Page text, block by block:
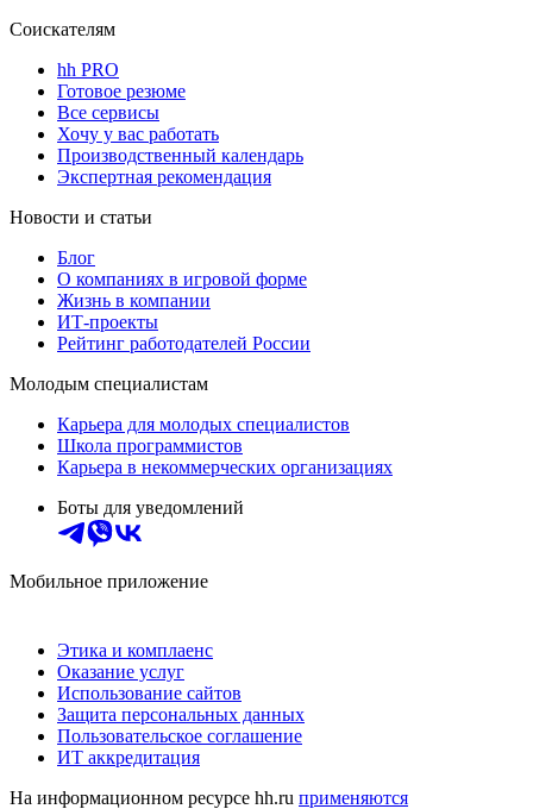
Соискателям
hh PRO
Готовое резюме
Все сервисы
Хочу у вас работать
Производственный календарь
Экспертная рекомендация
Новости и статьи
Блог
О компаниях в игровой форме
Жизнь в компании
ИТ-проекты
Рейтинг работодателей России
Молодым специалистам
Карьера для молодых специалистов
Школа программистов
Карьера в некоммерческих организациях
Боты для уведомлений
Мобильное приложение
Этика и комплаенс
Оказание услуг
Использование сайтов
Защита персональных данных
Пользовательское соглашение
ИТ аккредитация
На информационном ресурсе hh.ru применяются